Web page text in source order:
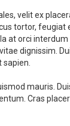
velit ex
tortor,
orci
dignissim.
mauris.
Cras